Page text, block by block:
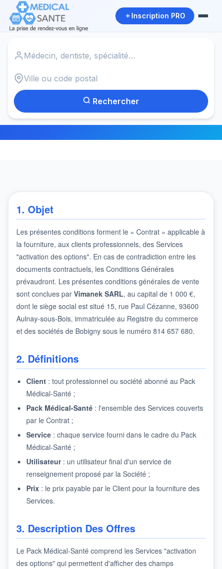
Inscription PRO
Rechercher
Conditions Générales De Vente
1. Objet
Les présentes conditions forment le « Contrat » applicable à
la fourniture, aux clients professionnels, des Services
"activation des options". En cas de contradiction entre les
documents contractuels, les Conditions Générales
prévaudront. Les présentes conditions générales de vente
sont conclues par Vimanek SARL, au capital de 1 000 €,
dont le siège social est situé 15, rue Paul Cézanne, 93600
Aulnay-sous-Bois, immatriculée au Registre du commerce
et des sociétés de Bobigny sous le numéro 814 657 680.
2. Définitions
Client : tout professionnel ou société abonné au Pack
Médical-Santé ;
Pack Médical-Santé : l'ensemble des Services couverts
par le Contrat ;
Service : chaque service fourni dans le cadre du Pack
Médical-Santé ;
Utilisateur: un utilisateur final d'un service de
renseignement proposé par la Société ;
Prix : le prix payable par le Client pour la fourniture des
Services.
3. Description Des Offres
Le Pack Médical-Santé comprend les Services "activation
des options" qui permettent d'afficher des champs